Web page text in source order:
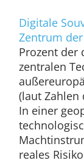
Digitale
Zentrum
Prozent der
zentralen
(laut Zahlen
In einer
reales